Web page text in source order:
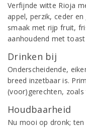
Verfijnde witte Rioja
appel, perzik, ceder
smaak met rijp fruit,
aanhoudend met
Drinken bij
Onderscheidende,
breed inzetbaar is.
(voor)gerechten,
Houdbaarheid
Nu mooi op dronk;